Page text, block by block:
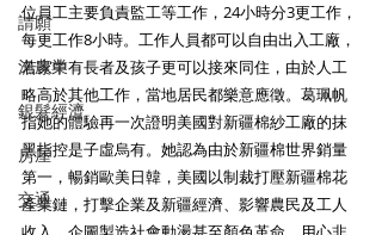
請願
漁農業
銀髮經濟
房屋
交通
位員工主要負責監工等工作，24小時分3更工作，
每更工作8小時。工作人員都可以自由出入工廠，
若家中有長者及孩子更可以接來同住，由於人工
略高於其他工作，當地居民都樂意應徵。葛珮帆
指她的體驗再一次證明美國對新疆棉紗工廠的抹
黑指控是子虛烏有。她認為由於新疆棉世界銷量
第一，暢銷歐美日韓，美國以制裁打壓新疆棉花
產業鏈，打擊企業及新疆經濟、影響農民及工人